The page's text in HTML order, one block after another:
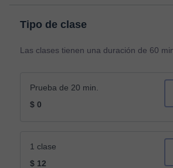
Tipo de clase
Las clases tienen una duración de 60
Prueba de 20 min.
$ 0
1 clase
$ 12